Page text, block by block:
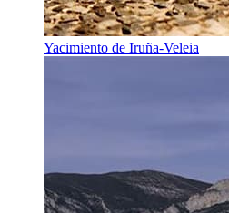
Yacimiento de Iruña-Veleia